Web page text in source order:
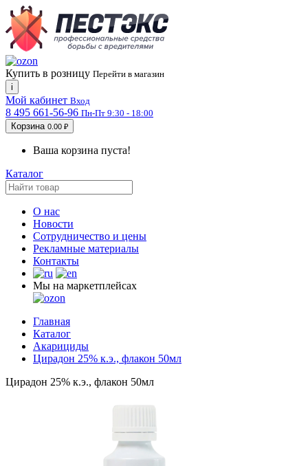
Купить в розницу Перейти в магазин
i
Мой кабинет Вход
8 495 661-56-96 Пн-Пт 9:30 - 18:00
Корзина 0.00 ₽
Ваша корзина пуста!
Каталог
О нас
Новости
Сотрудничество и цены
Рекламные материалы
Контакты
Мы на маркетплейсах
Главная
Каталог
Акарициды
Цирадон 25% к.э., флакон 50мл
Цирадон 25% к.э., флакон 50мл